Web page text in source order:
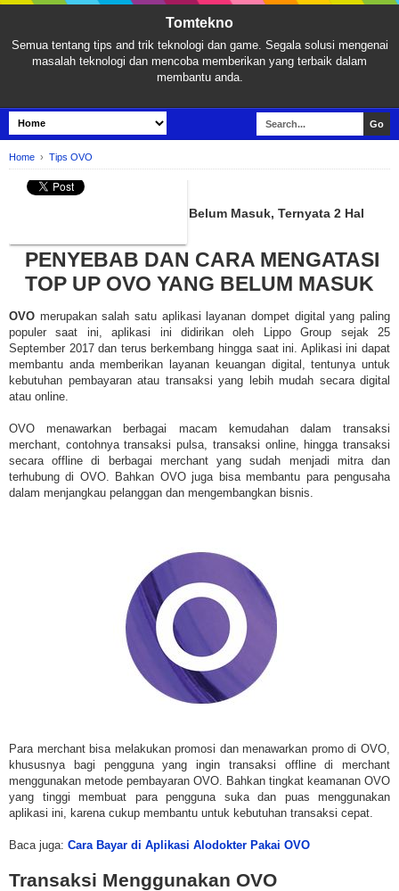
Tomtekno
Semua tentang tips and trik teknologi dan game. Segala solusi mengenai
masalah teknologi dan mencoba memberikan yang terbaik dalam
membantu anda.
Home › Tips OVO
TIPS OVO
Top Up atau Isi Saldo di OVO Belum Masuk, Ternyata 2 Hal
PENYEBAB DAN CARA MENGATASI
TOP UP OVO YANG BELUM MASUK
OVO merupakan salah satu aplikasi layanan dompet digital yang paling
populer saat ini, aplikasi ini didirikan oleh Lippo Group sejak 25
September 2017 dan terus berkembang hingga saat ini. Aplikasi ini dapat
membantu anda memberikan layanan keuangan digital, tentunya untuk
kebutuhan pembayaran atau transaksi yang lebih mudah secara digital
atau online.
OVO menawarkan berbagai macam kemudahan dalam transaksi
merchant, contohnya transaksi pulsa, transaksi online, hingga transaksi
secara offline di berbagai merchant yang sudah menjadi mitra dan
terhubung di OVO. Bahkan OVO juga bisa membantu para pengusaha
dalam menjangkau pelanggan dan mengembangkan bisnis.
Para merchant bisa melakukan promosi dan menawarkan promo di OVO,
khususnya bagi pengguna yang ingin transaksi offline di merchant
menggunakan metode pembayaran OVO. Bahkan tingkat keamanan OVO
yang tinggi membuat para pengguna suka dan puas menggunakan
aplikasi ini, karena cukup membantu untuk kebutuhan transaksi cepat.
Baca juga: Cara Bayar di Aplikasi Alodokter Pakai OVO
Transaksi Menggunakan OVO